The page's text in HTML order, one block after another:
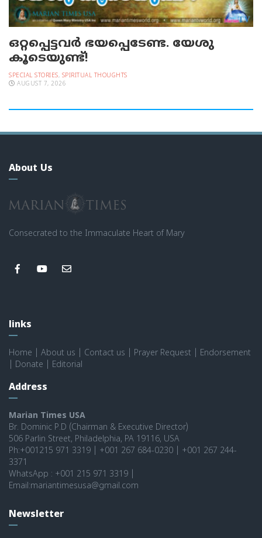
ഒറ്റപ്പെട്ടവര്‍ ഭയപ്പെടേണ്ട. യേശു
കൂടെയുണ്ട്!
SPECIAL STORIES, SPIRITUAL THOUGHTS
AUGUST 7, 2026
About Us
Consecrated to the Immaculate Heart of Mary
links
Home About us Contact us Prayer Request
Endorsement
Donate Editorial
Address
Marian Times USA
Br. Dominic P.D (Chairman & Executive Director)
506 Parlin Street, Philadelphia, PA 19116, USA
Ph:+001215 971 3319 | +001 267 684-0230 | +001 267 244-
3371
WhatsApp : +001 215 971 3319 |
Email:mariantimesusa@gmail.com
Newsletter